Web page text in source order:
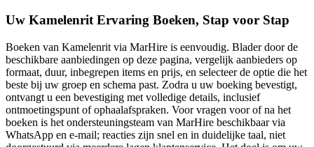
Uw Kamelenrit Ervaring Boeken, Stap voor Stap
Boeken van Kamelenrit via MarHire is eenvoudig. Blader door de
beschikbare aanbiedingen op deze pagina, vergelijk aanbieders op
formaat, duur, inbegrepen items en prijs, en selecteer de optie die het
beste bij uw groep en schema past. Zodra u uw boeking bevestigt,
ontvangt u een bevestiging met volledige details, inclusief
ontmoetingspunt of ophaalafspraken. Voor vragen voor of na het
boeken is het ondersteuningsteam van MarHire beschikbaar via
WhatsApp en e-mail; reacties zijn snel en in duidelijke taal, niet